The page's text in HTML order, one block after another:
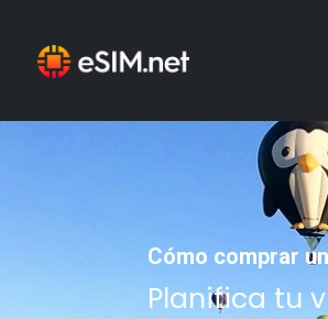
Cómo comprar
Planifica tu